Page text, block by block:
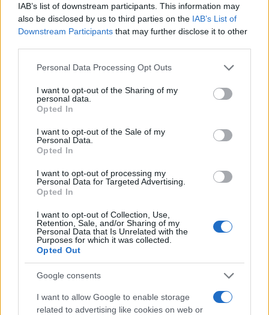
IAB’s list of downstream participants. This information may
also be disclosed by us to third parties on the IAB’s List of
Downstream Participants that may further disclose it to other
Please note that this website/app uses one or more Google
not limited to your visit or usage behaviour. You may click to
grant or deny consent to Google and its third-party tags to
use your data for below specified purposes in below Google
consent section.
Personal Data Processing Opt Outs
I want to opt-out of the Sharing of my
personal data.
Opted In
I want to opt-out of the Sale of my
Personal Data.
Opted In
I want to opt-out of processing my
Personal Data for Targeted Advertising.
Opted In
I want to opt-out of Collection, Use,
Retention, Sale, and/or Sharing of my
Personal Data that Is Unrelated with the
Purposes for which it was collected.
Opted Out
Google consents
I want to allow Google to enable storage
related to advertising like cookies on web or
Come scegliere le scarpe da running donna: comfort
e performance
Marco Tessari · 8 Ago 2026
NEWS